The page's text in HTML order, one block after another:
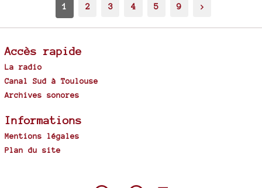
1 2 3 4 5 9 >
Accès rapide
La radio
Canal Sud à Toulouse
Archives sonores
Informations
Mentions légales
Plan du site